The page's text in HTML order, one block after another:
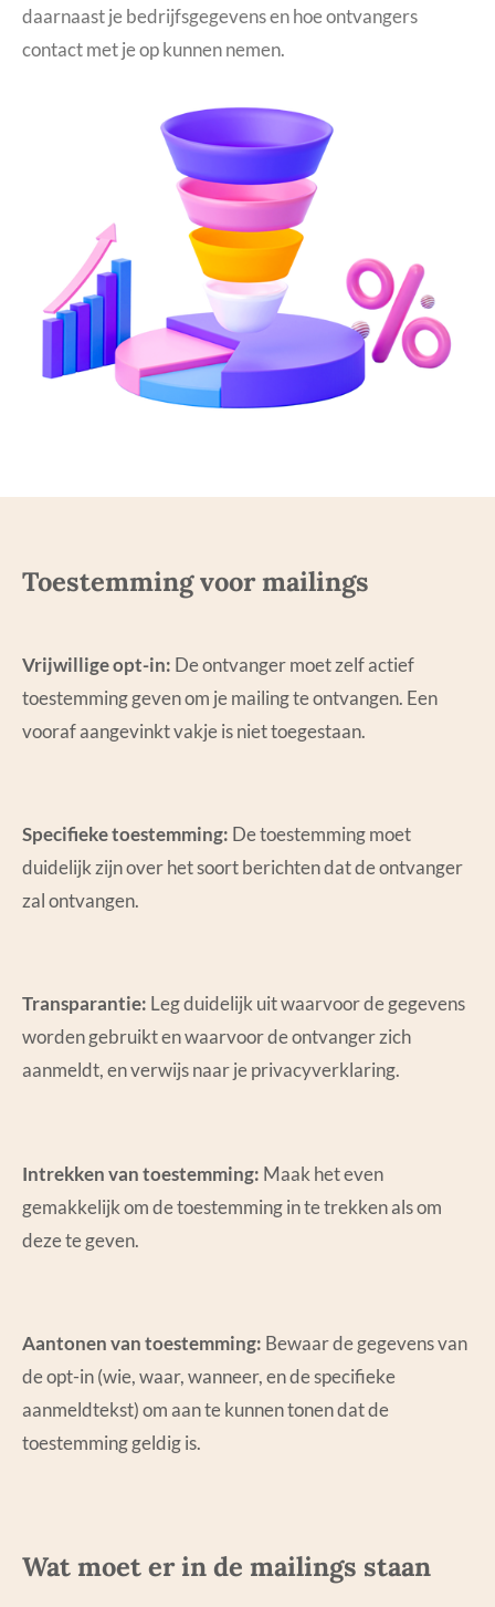
daarnaast je bedrijfsgegevens en hoe ontvangers
contact met je op kunnen nemen.
Toestemming voor mailings
Vrijwillige opt-in: De ontvanger moet zelf actief
toestemming geven om je mailing te ontvangen. Een
vooraf aangevinkt vakje is niet toegestaan.
Specifieke toestemming: De toestemming moet
duidelijk zijn over het soort berichten dat de ontvanger
zal ontvangen.
Transparantie: Leg duidelijk uit waarvoor de gegevens
worden gebruikt en waarvoor de ontvanger zich
aanmeldt, en verwijs naar je privacyverklaring.
Intrekken van toestemming: Maak het even
gemakkelijk om de toestemming in te trekken als om
deze te geven.
Aantonen van toestemming: Bewaar de gegevens van
de opt-in (wie, waar, wanneer, en de specifieke
aanmeldtekst) om aan te kunnen tonen dat de
toestemming geldig is.
Wat moet er in de mailings staan